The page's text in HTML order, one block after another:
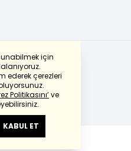
için
ederek çerezleri
Politikasını’ve
KABUL ET